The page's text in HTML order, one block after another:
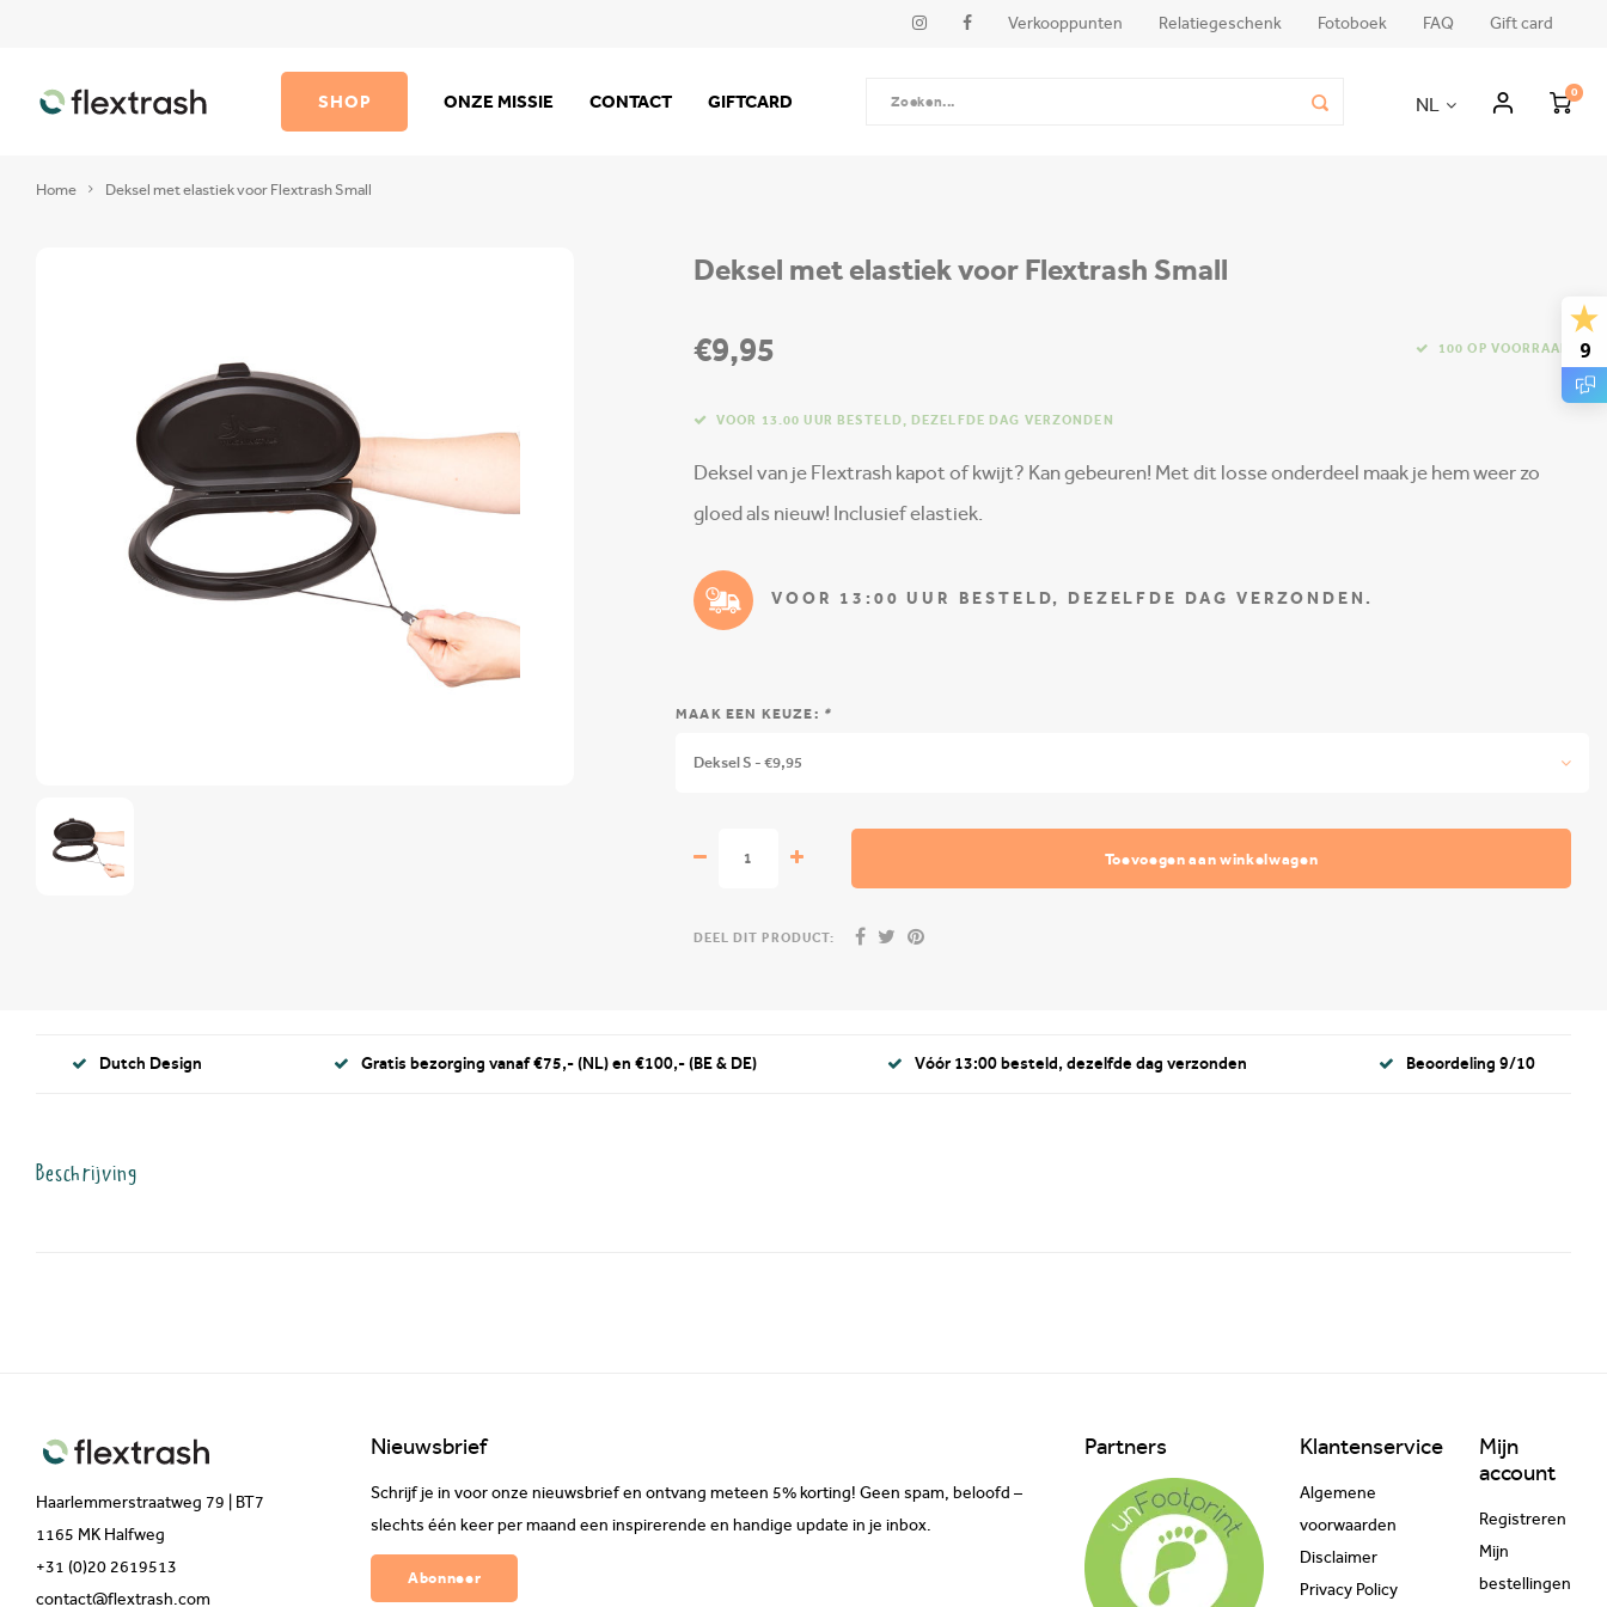
9
Verkooppunten Relatiegeschenk Fotoboek FAQ Gift card
SHOP ONZE MISSIE CONTACT GIFTCARD NL
0
Home Deksel met elastiek voor Flextrash Small
Deksel met elastiek voor Flextrash Small
€9,95 100 OP VOORRAAD
VOOR 13.00 UUR BESTELD, DEZELFDE DAG VERZONDEN
Deksel van je Flextrash kapot of kwijt? Kan gebeuren! Met dit losse onderdeel maak je hem weer zo
gloed als nieuw! Inclusief elastiek.
VOOR 13:00 UUR BESTELD, DEZELFDE DAG VERZONDEN.
MAAK EEN KEUZE: *
Deksel S - €9,95
Toevoegen aan winkelwagen
DEEL DIT PRODUCT:
Dutch Design Gratis bezorging vanaf €75,- (NL) en €100,- (BE & DE) Vóór 13:00 besteld, dezelfde dag verzonden Beoordeling 9/10
Beschrijving
Haarlemmerstraatweg 79 | BT7
1165 MK Halfweg
+31 (0)20 2619513
contact@flextrash.com
Nieuwsbrief
Schrijf je in voor onze nieuwsbrief en ontvang meteen 5% korting! Geen spam, beloofd –
slechts één keer per maand een inspirerende en handige update in je inbox.
Abonneer
Partners Klantenservice
Algemene
voorwaarden
Disclaimer
Privacy Policy
Mijn
account
Registreren
Mijn
bestellingen